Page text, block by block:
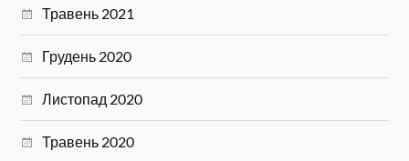
Травень 2021
Грудень 2020
Листопад 2020
Травень 2020